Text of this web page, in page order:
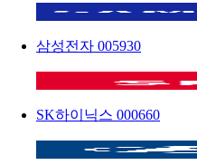
삼성전자 005930
SK하이닉스 000660